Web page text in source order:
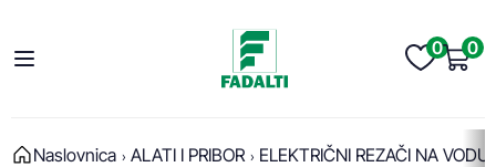
0 0
Naslovnica ALATI I PRIBOR ELEKTRIČNI REZAČI NA VODU